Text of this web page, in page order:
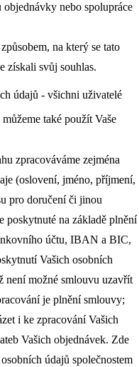
nebo spolupráce
na který se tato
získali svůj souhlas.
údajů - všichni uživatelé
také použít Vaše
zpracováváme zejména
(oslovení, jméno, příjmení,
pro doručení či jinou
poskytnuté na základě plnění
účtu, IBAN a BIC,
Vašich osobních
není možné smlouvu uzavřít
je plnění smlouvy;
i ke zpracování Vašich
Vašich objednávek. Zde
údajů společnostem